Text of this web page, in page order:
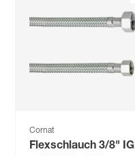
Cornat
Flexschlauch 3/8" IG